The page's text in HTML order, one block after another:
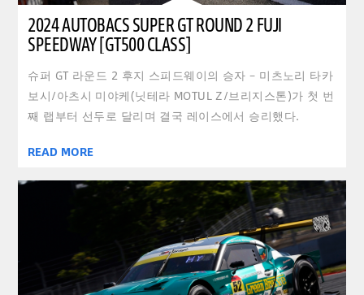
2024 AUTOBACS SUPER GT ROUND 2 FUJI
SPEEDWAY [GT500 CLASS]
슈퍼 GT 라운드 2 후지 스피드웨이의 승자 – 미츠노리 타카
보시/아츠시 미야케(닛테라 MOTUL Z/브리지스톤)가 첫 번
째 랩부터 선두로 달리며 결국 레이스에서 승리했다.
READ MORE